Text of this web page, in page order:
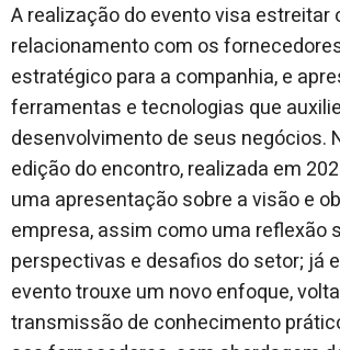
A realização do evento visa estreitar
relacionamento com os
estratégico para a companhia, e
ferramentas e tecnologias que
desenvolvimento de seus negócios.
edição do encontro, realizada em
uma apresentação sobre a visão e
empresa, assim como uma reflexão
perspectivas e desafios do setor; já
evento trouxe um novo enfoque,
transmissão de conhecimento